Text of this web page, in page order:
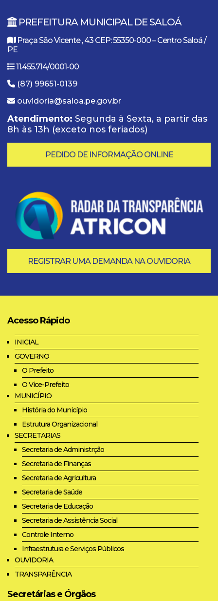
PREFEITURA MUNICIPAL DE SALOÁ
Praça São Vicente , 43 CEP: 55350-000 – Centro Saloá /
PE
11.455.714/0001-00
(87) 99651-0139
ouvidoria@saloa.pe.gov.br
Atendimento: Segunda à Sexta, a partir das
8h às 13h (exceto nos feriados)
PEDIDO DE INFORMAÇÃO ONLINE
REGISTRAR UMA DEMANDA NA OUVIDORIA
Acesso Rápido
INICIAL
GOVERNO
O Prefeito
O Vice-Prefeito
MUNICÍPIO
História do Município
Estrutura Organizacional
SECRETARIAS
Secretaria de Administrção
Secretaria de Finanças
Secretaria de Agricultura
Secretaria de Saúde
Secretaria de Educação
Secretaria de Assistência Social
Controle Interno
Infraestrutura e Serviços Públicos
OUVIDORIA
TRANSPARÊNCIA
Secretárias e Órgãos